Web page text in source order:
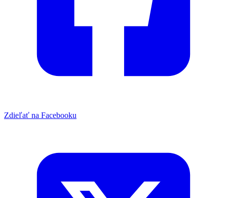
Zdieľať na Facebooku